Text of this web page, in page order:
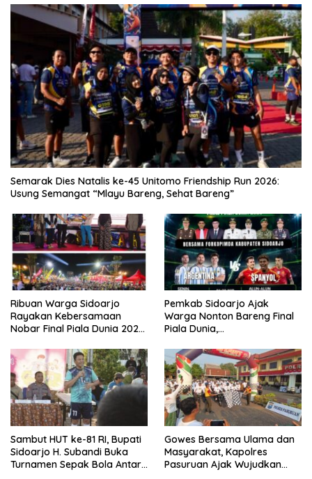
Semarak Dies Natalis ke-45 Unitomo Friendship Run 2026:
Usung Semangat “Mlayu Bareng, Sehat Bareng”
Ribuan Warga Sidoarjo
Rayakan Kebersamaan
Nobar Final Piala Dunia 2026
Forkopimda
Pemkab Sidoarjo Ajak
Warga Nonton Bareng Final
Piala Dunia,
Sambut HUT ke-81 RI, Bupati
Sidoarjo H. Subandi Buka
Turnamen Sepak Bola Antar
Gowes Bersama Ulama dan
Masyarakat, Kapolres
Pasuruan Ajak Wujudkan